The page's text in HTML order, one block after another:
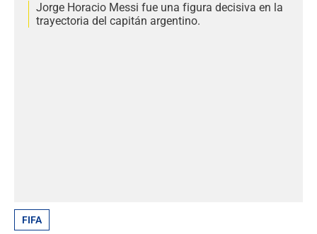
Jorge Horacio Messi fue una figura decisiva en la
trayectoria del capitán argentino.
FIFA